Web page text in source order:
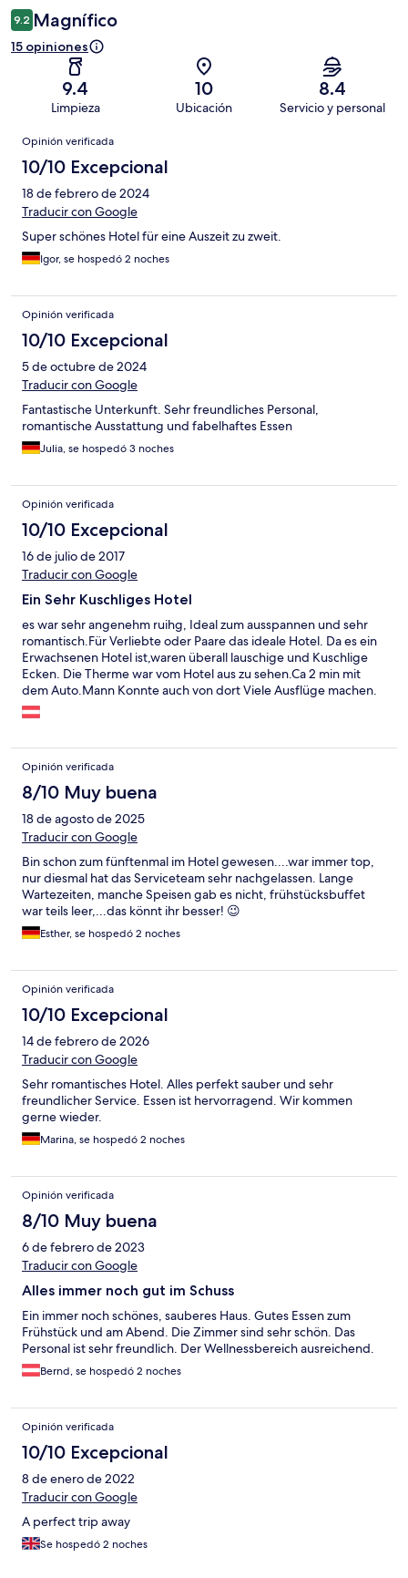
9.2 Magnífico
15 opiniones
9.4
Limpieza
10
Ubicación
8.4
Servicio y personal
Opiniones
Opinión verificada
10/10 Excepcional
18 de febrero de 2024
Traducir con Google
Super schönes Hotel für eine Auszeit zu zweit.
Igor, se hospedó 2 noches
Opinión verificada
10/10 Excepcional
5 de octubre de 2024
Traducir con Google
Fantastische Unterkunft. Sehr freundliches Personal,
romantische Ausstattung und fabelhaftes Essen
Julia, se hospedó 3 noches
Opinión verificada
10/10 Excepcional
16 de julio de 2017
Traducir con Google
Ein Sehr Kuschliges Hotel
es war sehr angenehm ruihg, Ideal zum ausspannen und sehr
romantisch.Für Verliebte oder Paare das ideale Hotel. Da es ein
Erwachsenen Hotel ist,waren überall lauschige und Kuschlige
Ecken. Die Therme war vom Hotel aus zu sehen.Ca 2 min mit
dem Auto.Mann Konnte auch von dort Viele Ausflüge machen.
Opinión verificada
8/10 Muy buena
18 de agosto de 2025
Traducir con Google
Bin schon zum fünftenmal im Hotel gewesen....war immer top,
nur diesmal hat das Serviceteam sehr nachgelassen. Lange
Wartezeiten, manche Speisen gab es nicht, frühstücksbuffet
war teils leer,...das könnt ihr besser! 😉
Esther, se hospedó 2 noches
Opinión verificada
10/10 Excepcional
14 de febrero de 2026
Traducir con Google
Sehr romantisches Hotel. Alles perfekt sauber und sehr
freundlicher Service. Essen ist hervorragend. Wir kommen
gerne wieder.
Marina, se hospedó 2 noches
Opinión verificada
8/10 Muy buena
6 de febrero de 2023
Traducir con Google
Alles immer noch gut im Schuss
Ein immer noch schönes, sauberes Haus. Gutes Essen zum
Frühstück und am Abend. Die Zimmer sind sehr schön. Das
Personal ist sehr freundlich. Der Wellnessbereich ausreichend.
Bernd, se hospedó 2 noches
Opinión verificada
10/10 Excepcional
8 de enero de 2022
Traducir con Google
A perfect trip away
Se hospedó 2 noches